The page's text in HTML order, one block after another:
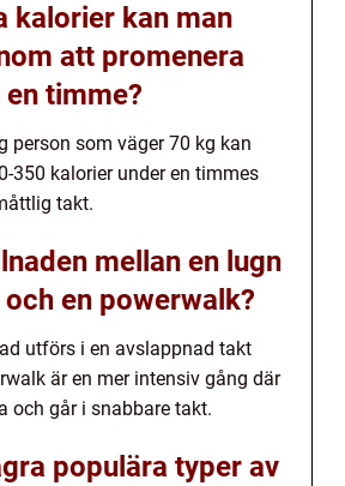
kalorier kan man
att promenera
timme?
person som väger 70 kg kan
350 kalorier under en timmes
takt.
mellan en lugn
en powerwalk?
utförs i en avslappnad takt
är en mer intensiv gång där
och går i snabbare takt.
populära typer av